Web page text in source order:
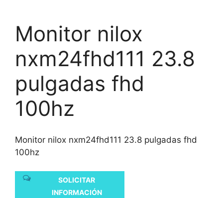
Monitor nilox
nxm24fhd111 23.8
pulgadas fhd
100hz
Monitor nilox nxm24fhd111 23.8 pulgadas fhd
100hz
SOLICITAR
INFORMACIÓN